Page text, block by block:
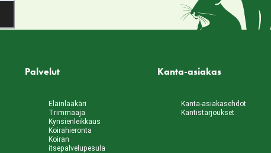
Palvelut
Eläinlääkäri
Trimmaaja
Kynsienleikkaus
Koirahieronta
Koiran
itsepalvelupesula
Kanta-asiakas
Kanta-asiakasehdot
Kantistarjoukset